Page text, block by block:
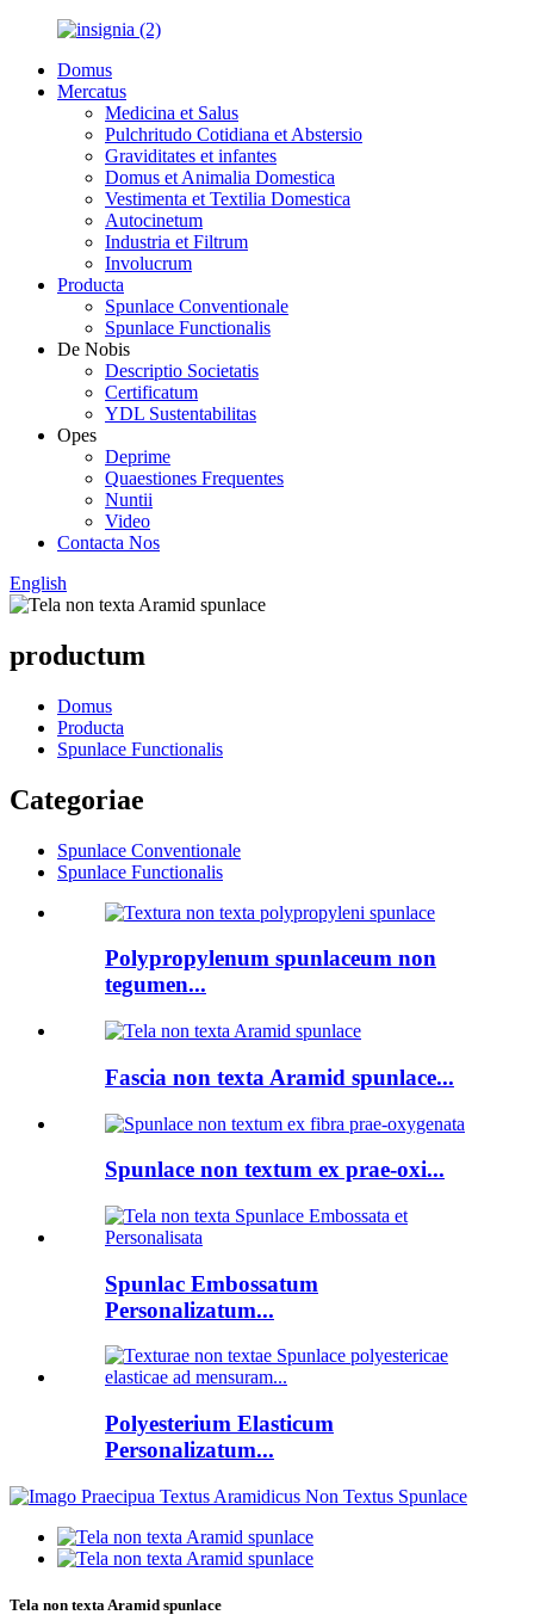
Domus
Mercatus
Medicina et Salus
Pulchritudo Cotidiana et Abstersio
Graviditates et infantes
Domus et Animalia Domestica
Vestimenta et Textilia Domestica
Autocinetum
Industria et Filtrum
Involucrum
Producta
Spunlace Conventionale
Spunlace Functionalis
De Nobis
Descriptio Societatis
Certificatum
YDL Sustentabilitas
Opes
Deprime
Quaestiones Frequentes
Nuntii
Video
Contacta Nos
English
productum
Domus
Producta
Spunlace Functionalis
Categoriae
Spunlace Conventionale
Spunlace Functionalis
Polypropylenum spunlaceum non
tegumen...
Fascia non texta Aramid spunlace...
Spunlace non textum ex prae-oxi...
Spunlac Embossatum
Personalizatum...
Polyesterium Elasticum
Personalizatum...
Tela non texta Aramid spunlace